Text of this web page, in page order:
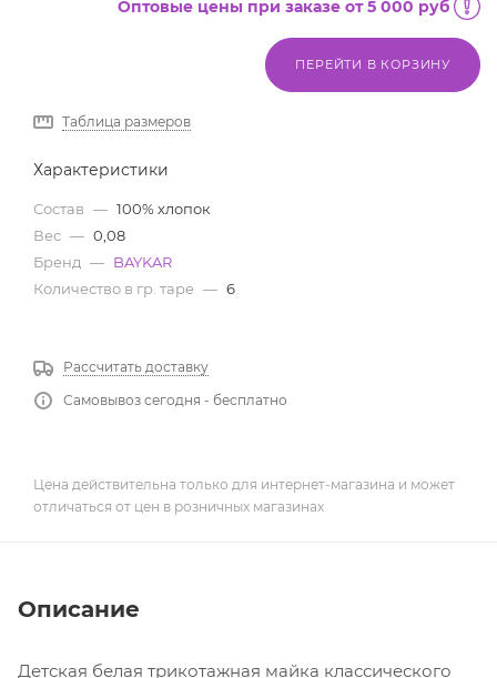
Оптовые цены при заказе от 5 000 руб
ПЕРЕЙТИ В КОРЗИНУ
Таблица размеров
Характеристики
Состав — 100% хлопок
Вес — 0,08
Бренд — BAYKAR
Количество в гр. таре — 6
Рассчитать доставку
Самовывоз сегодня - бесплатно
Цена действительна только для интернет-магазина и может
отличаться от цен в розничных магазинах
Описание
Детская белая трикотажная майка классического